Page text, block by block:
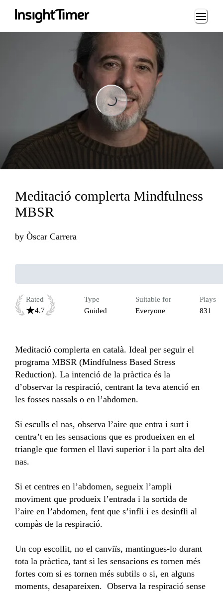
Loading...
Loading...
Meditació complerta Mindfulness
MBSR
by Òscar Carrera
Rated
4.7
Type
Guided
Suitable for
Everyone
Plays
831
Meditació complerta en català. Ideal per seguir el
programa MBSR (Mindfulness Based Stress
Reduction). La intenció de la pràctica és la
d’observar la respiració, centrant la teva atenció en
les fosses nassals o en l’abdomen.
Si esculls el nas, observa l’aire que entra i surt i
centra’t en les sensacions que es produeixen en el
triangle que formen el llavi superior i la part alta del
nas.
Si et centres en l’abdomen, segueix l’ampli
moviment que produeix l’entrada i la sortida de
l’aire en l’abdomen, fent que s’infli i es desinfli al
compàs de la respiració.
Un cop escollit, no el canviïs, mantingues-lo durant
tota la pràctica, tant si les sensacions es tornen més
fortes com si es tornen més subtils o si, en alguns
moments, desapareixen.  Observa la respiració sense